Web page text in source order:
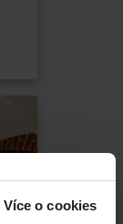
Více o cookies